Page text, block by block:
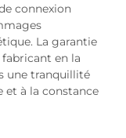
connexion
La garantie
en la
une tranquillité
à la constance